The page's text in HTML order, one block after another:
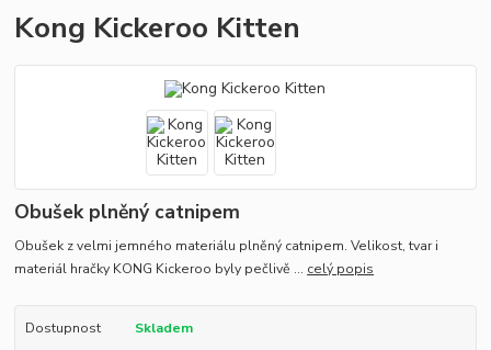
Kong Kickeroo Kitten
Obušek plněný catnipem
Obušek z velmi jemného materiálu plněný catnipem. Velikost, tvar i
materiál hračky KONG Kickeroo byly pečlivě ... celý popis
Dostupnost Skladem